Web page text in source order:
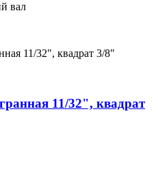
вал
11/32", квадрат